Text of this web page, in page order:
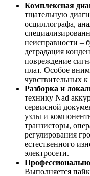
Комплексная
тщательную
осциллографа,
неисправности –
деградация
повреждение
плат. Особое
чувствительных
Разборка и
технику Nad
сервисной
узлы и
транзисторы,
регулирования
естественного
электросети.
Выполняется